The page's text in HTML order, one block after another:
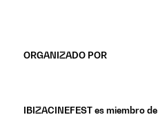
ORGANIZADO POR
IBIZACINEFEST es miembro de